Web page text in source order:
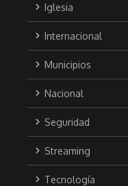
Iglesia
Internacional
Municipios
Nacional
Seguridad
Streaming
Tecnología